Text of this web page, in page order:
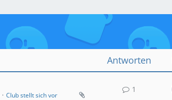
Antworten
Club stellt sich vor
1